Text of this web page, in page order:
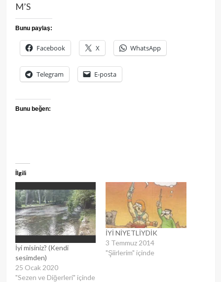
M’S
Bunu paylaş:
Facebook X WhatsApp
Telegram E-posta
Bunu beğen:
İlgili
İyi misiniz? (Kendi
sesimden)
25 Ocak 2020
"Sezen ve Diğerleri" içinde
İYİ NİYETLİYDİK
3 Temmuz 2014
"Şiirlerim" içinde